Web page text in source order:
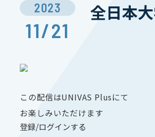
2023
11/21
全日本
この配信はUNIVAS Plusにて
お楽しみいただけます
登録/ログインする